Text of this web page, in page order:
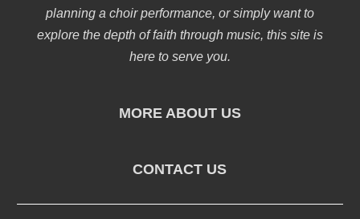
planning a choir performance, or simply want to
explore the depth of faith through music, this site is
here to serve you.
MORE ABOUT US
CONTACT US